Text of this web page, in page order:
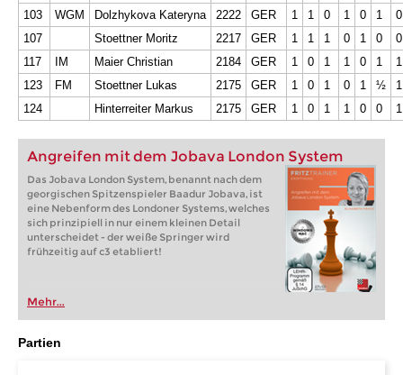
103 WGM Dolzhykova Kateryna 2222 GER 1 1 0 1 0 1
0
107
Stoettner Moritz 2217 GER 1 1 1 0 1 0
0
117
IM Maier Christian 2184 GER 1 0 1 1 0 1
1
123
FM Stoettner Lukas 2175 GER 1 0 1 0 1 ½
1
124
Hinterreiter Markus 2175 GER 1 0 1 1 0 0 1
Angreifen mit dem Jobava London System
Das Jobava London System, benannt nach dem
georgischen Spitzenspieler Baadur Jobava, ist
eine Nebenform des Londoner Systems, welches
sich prinzipiell in nur einem kleinen Detail
unterscheidet - der weiße Springer wird
frühzeitig auf c3 etabliert!
Mehr...
Partien